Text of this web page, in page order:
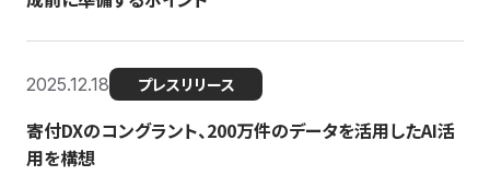
2025.12.18 プレスリリース
寄付DXのコングラント、200万件のデータを活用したAI活
用を構想